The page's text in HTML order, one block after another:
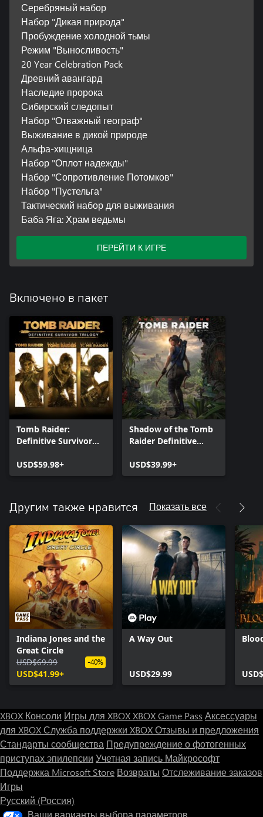
Серебряный набор
Набор "Дикая природа"
Пробуждение холодной тьмы
Режим "Выносливость"
20 Year Celebration Pack
Древний авангард
Наследие пророка
Сибирский следопыт
Набор "Отважный географ"
Выживание в дикой природе
Альфа-хищница
Набор "Оплот надежды"
Набор "Сопротивление Потомков"
Набор "Пустельга"
Тактический набор для выживания
Баба Яга: Храм ведьмы
ПЕРЕЙТИ К ИГРЕ
Включено в пакет
Tomb Raider:
Definitive Survivor
USD$59.98+
Shadow of the Tomb
Raider Definitive
USD$39.99+
Другим также нравится Показать все
Indiana Jones and the
Great Circle
USD$69.99
USD$41.99+
-40%
A Way Out
USD$29.99
XBOX Консоли Игры для XBOXXBOX Game Pass Аксессуары
для XBOXСлужба поддержки XBOXОтзывы и предложения
Стандарты сообщества Предупреждение о фотогенных
приступах эпилепсии Учетная запись Майкрософт
Поддержка Microsoft Store Возвраты Отслеживание заказов
Игры
Русский (Россия)
Ваши варианты выбора параметров